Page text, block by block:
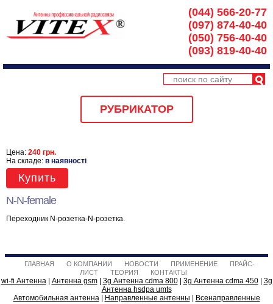
(044) 566-20-77
(097) 874-40-40
(050) 756-40-40
(093) 819-40-40
РУБРИКАТОР
Цена: 240 грн.
На складе: в наявності
Купить
N-N-female
Переходник N-розетка-N-розетка.
ГЛАВНАЯ О КОМПАНИИ НОВОСТИ ПРИМЕНЕНИЕ
ПРАЙС-
ЛИСТ
ТЕОРИЯ КОНТАКТЫ
wi-fi Антенна| Антенна gsm| 3g Антенна cdma 800| 3g Антенна cdma 450| 3g
Антенна hsdpa umts
Автомобильная антенна| Направленные антенны
Всенаправленные